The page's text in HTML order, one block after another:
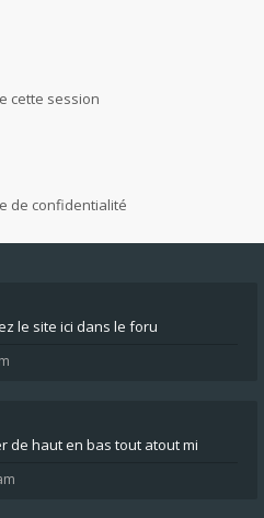
cette session
de confidentialité
le site ici dans le foru
de haut en bas tout atout mi